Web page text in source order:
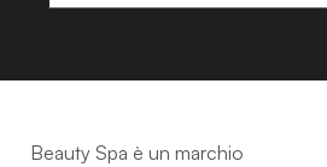
Beauty Spa è un marchio